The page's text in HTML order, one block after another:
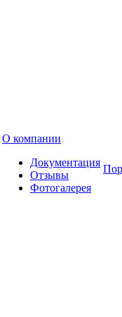
О компании
Документация
Отзывы
Фотогалерея